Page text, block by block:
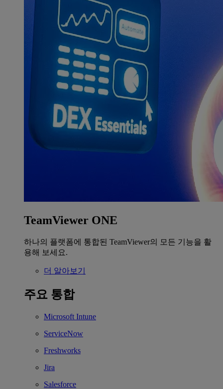
TeamViewer ONE
하나의 플랫폼에 통합된 TeamViewer의 모든 기능을 활
용해 보세요.
더 알아보기
주요 통합
Microsoft Intune
ServiceNow
Freshworks
Jira
Salesforce